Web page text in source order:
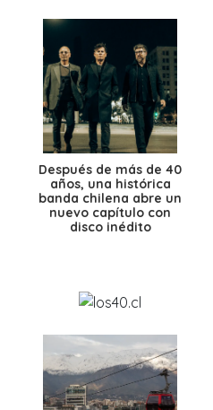
Después de más de 40
años, una histórica
banda chilena abre un
nuevo capítulo con
disco inédito